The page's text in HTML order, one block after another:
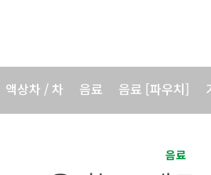
액상차 / 차 음료 음료 [파우치]
음료